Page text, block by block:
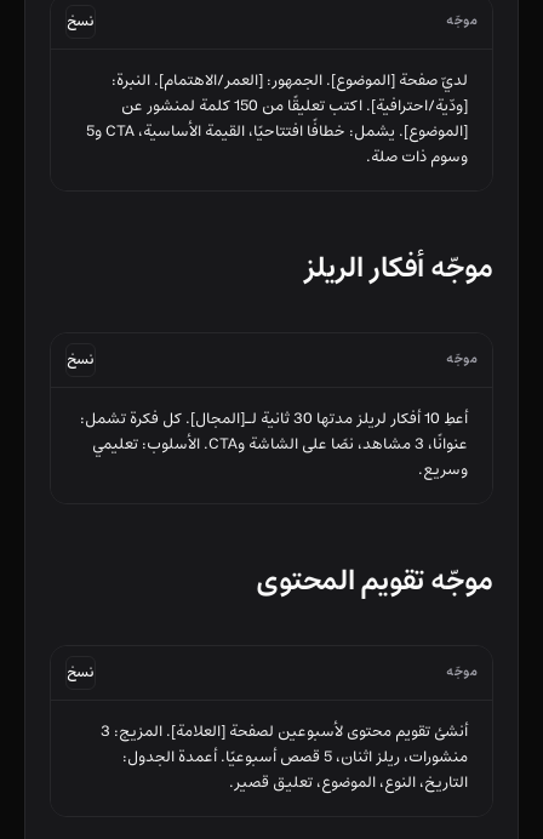
موجّه نسخ
وسوم ذات صلة.
موجّه أفكار الريلز
موجّه نسخ
وسريع.
موجّه تقويم المحتوى
موجّه نسخ
التاريخ، النوع، الموضوع، تعليق قصير.